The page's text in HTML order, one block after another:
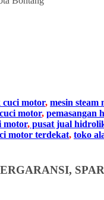
motor, mesin steam
motor, pemasangan
motor, pusat jual
motor terdekat, toko